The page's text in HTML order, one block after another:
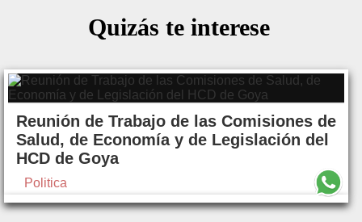
Quizás te interese
Reunión de Trabajo de las Comisiones de
Salud, de Economía y de Legislación del
HCD de Goya
Politica